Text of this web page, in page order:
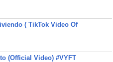
( TikTok Video Of
(Official Video) #VYFT